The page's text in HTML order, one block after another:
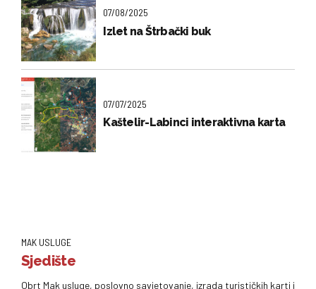
07/08/2025
Izlet na Štrbački buk
07/07/2025
Kaštelir-Labinci interaktivna karta
MAK USLUGE
Sjedište
Obrt Mak usluge, poslovno savjetovanje, izrada turističkih karti i